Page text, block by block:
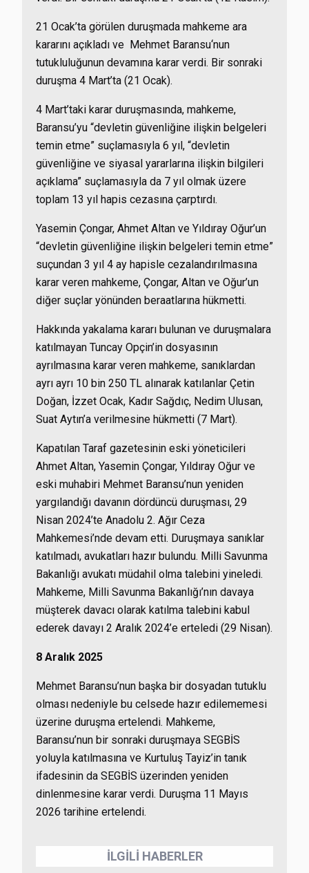
21 Ocak’ta görülen duruşmada mahkeme ara
kararını açıkladı ve Mehmet Baransu‘nun
tutukluluğunun devamına karar verdi. Bir sonraki
duruşma 4 Mart’ta (21 Ocak).
4 Mart’taki karar duruşmasında, mahkeme,
Baransu’yu “devletin güvenliğine ilişkin belgeleri
temin etme” suçlamasıyla 6 yıl, “devletin
güvenliğine ve siyasal yararlarına ilişkin bilgileri
açıklama” suçlamasıyla da 7 yıl olmak üzere
toplam 13 yıl hapis cezasına çarptırdı.
Yasemin Çongar, Ahmet Altan ve Yıldıray Oğur’un
“devletin güvenliğine ilişkin belgeleri temin etme”
suçundan 3 yıl 4 ay hapisle cezalandırılmasına
karar veren mahkeme, Çongar, Altan ve Oğur’un
diğer suçlar yönünden beraatlarına hükmetti.
Hakkında yakalama kararı bulunan ve duruşmalara
katılmayan Tuncay Opçin’in dosyasının
ayrılmasına karar veren mahkeme, sanıklardan
ayrı ayrı 10 bin 250 TL alınarak katılanlar Çetin
Doğan, İzzet Ocak, Kadır Sağdıç, Nedim Ulusan,
Suat Aytın’a verilmesine hükmetti (7 Mart).
Kapatılan Taraf gazetesinin eski yöneticileri
Ahmet Altan, Yasemin Çongar, Yıldıray Oğur ve
eski muhabiri Mehmet Baransu’nun yeniden
yargılandığı davanın dördüncü duruşması, 29
Nisan 2024’te Anadolu 2. Ağır Ceza
Mahkemesi’nde devam etti. Duruşmaya sanıklar
katılmadı, avukatları hazır bulundu. Milli Savunma
Bakanlığı avukatı müdahil olma talebini yineledi.
Mahkeme, Milli Savunma Bakanlığı’nın davaya
müşterek davacı olarak katılma talebini kabul
ederek davayı 2 Aralık 2024’e erteledi (29 Nisan).
8 Aralık 2025
Mehmet Baransu’nun başka bir dosyadan tutuklu
olması nedeniyle bu celsede hazır edilememesi
üzerine duruşma ertelendi. Mahkeme,
Baransu’nun bir sonraki duruşmaya SEGBİS
yoluyla katılmasına ve Kurtuluş Tayiz’in tanık
ifadesinin da SEGBİS üzerinden yeniden
dinlenmesine karar verdi. Duruşma 11 Mayıs
2026 tarihine ertelendi.
İLGİLİ HABERLER